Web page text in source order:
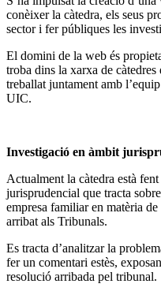
conèixer la càtedra, els seus
sector i fer públiques les
El domini de la web és
troba dins la xarxa de
treballat juntament amb
UIC.
Investigació en àmbit
Actualment la càtedra està
jurisprudencial que tracta
empresa familiar en matèria
arribat als Tribunals.
Es tracta d’analitzar la
fer un comentari estès,
resolució arribada pel tribunal.